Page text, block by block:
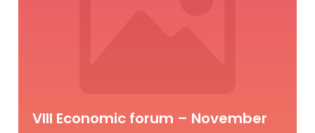
VIII Economic forum – November